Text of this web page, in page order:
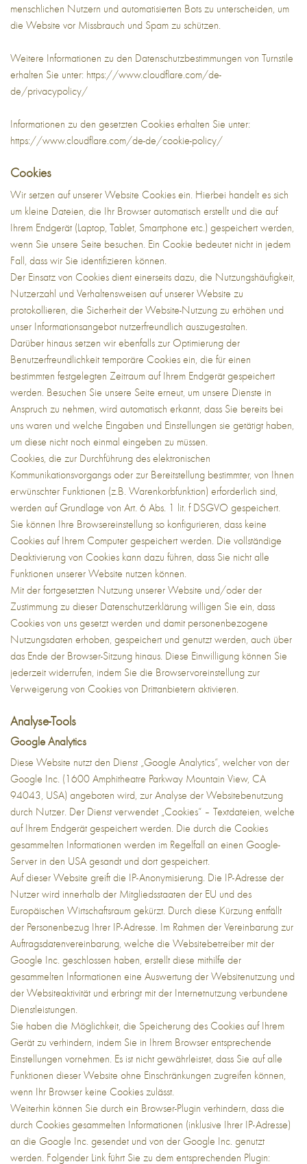
menschlichen Nutzern und automatisierten Bots zu unterscheiden, um
die Website vor Missbrauch und Spam zu schützen.
Weitere Informationen zu den Datenschutzbestimmungen von Turnstile
erhalten Sie unter: https://www.cloudflare.com/de-
de/privacypolicy/
Informationen zu den gesetzten Cookies erhalten Sie unter:
https://www.cloudflare.com/de-de/cookie-policy/
Cookies
Wir setzen auf unserer Website Cookies ein. Hierbei handelt es sich
um kleine Dateien, die Ihr Browser automatisch erstellt und die auf
Ihrem Endgerät (Laptop, Tablet, Smartphone etc.) gespeichert werden,
wenn Sie unsere Seite besuchen. Ein Cookie bedeutet nicht in jedem
Fall, dass wir Sie identifizieren können.
Der Einsatz von Cookies dient einerseits dazu, die Nutzungshäufigkeit,
Nutzerzahl und Verhaltensweisen auf unserer Website zu
protokollieren, die Sicherheit der Website-Nutzung zu erhöhen und
unser Informationsangebot nutzerfreundlich auszugestalten.
Darüber hinaus setzen wir ebenfalls zur Optimierung der
Benutzerfreundlichkeit temporäre Cookies ein, die für einen
bestimmten festgelegten Zeitraum auf Ihrem Endgerät gespeichert
werden. Besuchen Sie unsere Seite erneut, um unsere Dienste in
Anspruch zu nehmen, wird automatisch erkannt, dass Sie bereits bei
uns waren und welche Eingaben und Einstellungen sie getätigt haben,
um diese nicht noch einmal eingeben zu müssen.
Cookies, die zur Durchführung des elektronischen
Kommunikationsvorgangs oder zur Bereitstellung bestimmter, von Ihnen
erwünschter Funktionen (z.B. Warenkorbfunktion) erforderlich sind,
werden auf Grundlage von Art. 6 Abs. 1 lit. f DSGVO gespeichert.
Sie können Ihre Browsereinstellung so konfigurieren, dass keine
Cookies auf Ihrem Computer gespeichert werden. Die vollständige
Deaktivierung von Cookies kann dazu führen, dass Sie nicht alle
Funktionen unserer Website nutzen können.
Mit der fortgesetzten Nutzung unserer Website und/oder der
Zustimmung zu dieser Datenschutzerklärung willigen Sie ein, dass
Cookies von uns gesetzt werden und damit personenbezogene
Nutzungsdaten erhoben, gespeichert und genutzt werden, auch über
das Ende der Browser-Sitzung hinaus. Diese Einwilligung können Sie
jederzeit widerrufen, indem Sie die Browservoreinstellung zur
Verweigerung von Cookies von Drittanbietern aktivieren.
Analyse-Tools
Google Analytics
Diese Website nutzt den Dienst „Google Analytics“, welcher von der
Google Inc. (1600 Amphitheatre Parkway Mountain View, CA
94043, USA) angeboten wird, zur Analyse der Websitebenutzung
durch Nutzer. Der Dienst verwendet „Cookies“ – Textdateien, welche
auf Ihrem Endgerät gespeichert werden. Die durch die Cookies
gesammelten Informationen werden im Regelfall an einen Google-
Server in den USA gesandt und dort gespeichert.
Auf dieser Website greift die IP-Anonymisierung. Die IP-Adresse der
Nutzer wird innerhalb der Mitgliedsstaaten der EU und des
Europäischen Wirtschaftsraum gekürzt. Durch diese Kürzung entfällt
der Personenbezug Ihrer IP-Adresse. Im Rahmen der Vereinbarung zur
Auftragsdatenvereinbarung, welche die Websitebetreiber mit der
Google Inc. geschlossen haben, erstellt diese mithilfe der
gesammelten Informationen eine Auswertung der Websitenutzung und
der Websiteaktivität und erbringt mit der Internetnutzung verbundene
Dienstleistungen.
Sie haben die Möglichkeit, die Speicherung des Cookies auf Ihrem
Gerät zu verhindern, indem Sie in Ihrem Browser entsprechende
Einstellungen vornehmen. Es ist nicht gewährleistet, dass Sie auf alle
Funktionen dieser Website ohne Einschränkungen zugreifen können,
wenn Ihr Browser keine Cookies zulässt.
Weiterhin können Sie durch ein Browser-Plugin verhindern, dass die
durch Cookies gesammelten Informationen (inklusive Ihrer IP-Adresse)
an die Google Inc. gesendet und von der Google Inc. genutzt
werden. Folgender Link führt Sie zu dem entsprechenden Plugin: